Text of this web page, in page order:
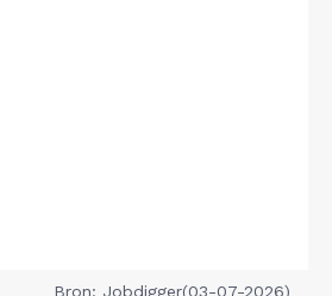
Bron: Jobdigger(03-07-2026)